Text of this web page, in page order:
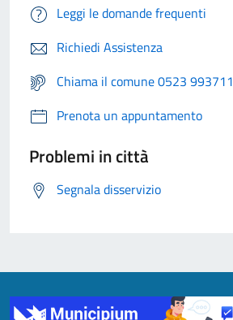
Leggi le domande frequenti
Richiedi Assistenza
Chiama il comune 0523 993711
Prenota un appuntamento
Problemi in città
Segnala disservizio